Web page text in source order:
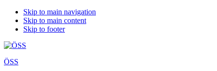
Skip to main navigation
Skip to main content
Skip to footer
ÖSS